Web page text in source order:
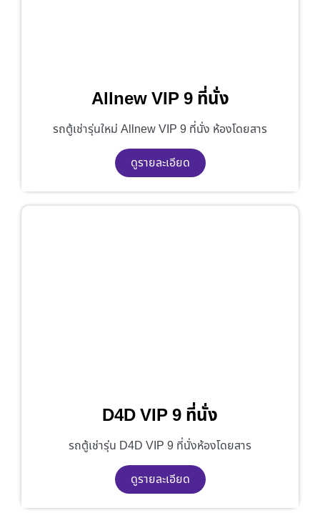
Allnew VIP 9 ที่นั่ง
รถตู้เช่ารุ่นใหม่ Allnew VIP 9 ที่นั่ง ห้องโดยสาร
ดูรายละเอียด
D4D VIP 9 ที่นั่ง
รถตู้เช่ารุ่น D4D VIP 9 ที่นั่งห้องโดยสาร
ดูรายละเอียด